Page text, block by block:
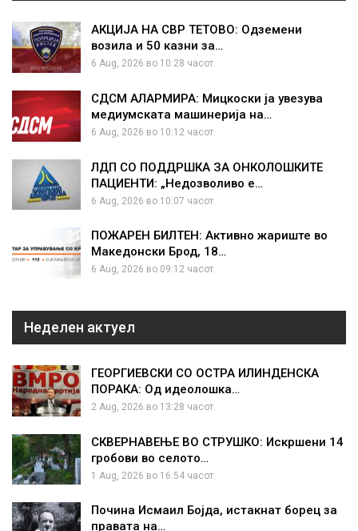
АКЦИЈА НА СВР ТЕТОВО: Одземени
возила и 50 казни за…
6 Aug, 2026 во 10:28 часот.
СДСМ АЛАРМИРА: Мицкоски ја увезува
медиумската машинерија на…
6 Aug, 2026 во 10:12 часот.
ЛДП СО ПОДДРШКА ЗА ОНКОЛОШКИТЕ
ПАЦИЕНТИ: „Недозволиво е…
6 Aug, 2026 во 10:07 часот.
ПОЖАРЕН БИЛТЕН: Активно жариште во
Македонски Брод, 18…
6 Aug, 2026 во 09:12 часот.
Неделен актуел
ГЕОРГИЕВСКИ СО ОСТРА ИЛИНДЕНСКА
ПОРАКА: Од идеолошка…
2 Aug, 2026 во 13:28 часот.
СКВЕРНАВЕЊЕ ВО СТРУШКО: Искршени 14
гробови во селото…
1 Aug, 2026 во 16:54 часот.
Почина Исмаил Бојда, истакнат борец за
правата на…